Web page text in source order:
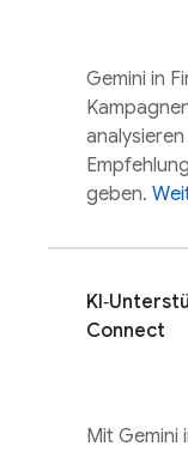
Gemini in
geben.
Connect
Mit Gemini